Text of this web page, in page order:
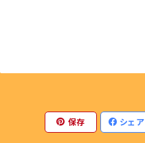
保存 シェア